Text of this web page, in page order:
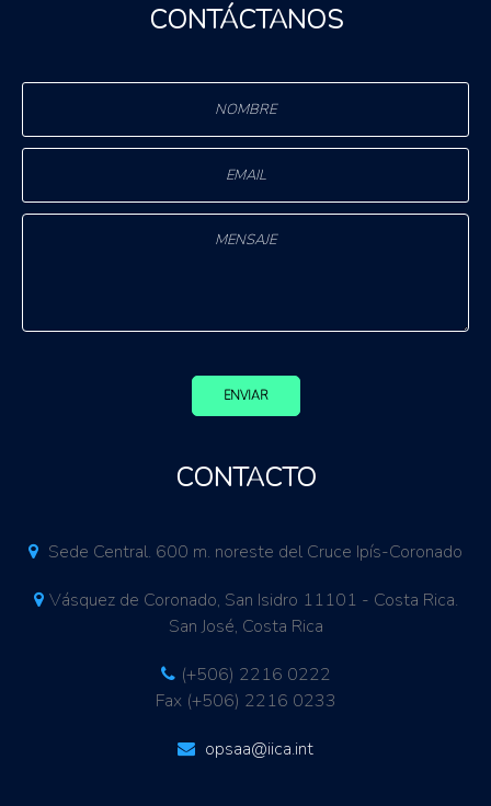
CONTÁCTANOS
ENVIAR
CONTACTO
Sede Central. 600 m. noreste del Cruce Ipís-Coronado
Vásquez de Coronado, San Isidro 11101 - Costa Rica.
San José, Costa Rica
(+506) 2216 0222
Fax (+506) 2216 0233
opsaa@iica.int